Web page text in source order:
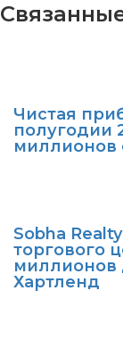
Чистая
полугодии
миллионов
Sobha
торгового
миллионов
Хартленд